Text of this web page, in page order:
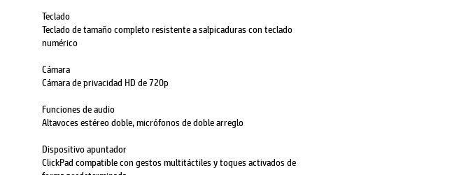
Teclado
Teclado de tamaño completo resistente a salpicaduras con teclado
numérico
Cámara
Cámara de privacidad HD de 720p
Funciones de audio
Altavoces estéreo doble, micrófonos de doble arreglo
Dispositivo apuntador
ClickPad compatible con gestos multitáctiles y toques activados de